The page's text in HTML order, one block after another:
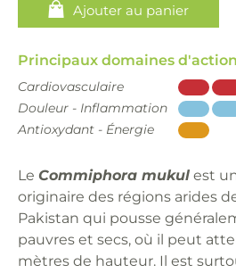
Ajouter au panier
Principaux domaines d'action
Cardiovasculaire
Douleur - Inflammation
Antioxydant - Énergie
Le Commiphora mukul est
originaire des régions arides
Pakistan qui pousse
pauvres et secs, où il peut
mètres de hauteur. Il est